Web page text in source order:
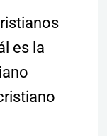
es la